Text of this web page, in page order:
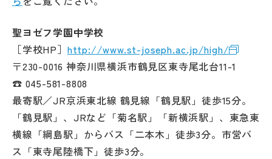
聖ヨゼフ学園中学校
［学校HP］ http://www.st-joseph.ac.jp/high/
〒230-0016 神奈川県横浜市鶴見区東寺尾北台11-1
☎ 045-581-8808
最寄駅／JR京浜東北線 鶴見線「鶴見駅」徒歩15分。
「鶴見駅」、JRなど「菊名駅」「新横浜駅」、東急東
横線「綱島駅」からバス「二本木」徒歩3分。市営バ
ス「東寺尾陸橋下」徒歩3分。